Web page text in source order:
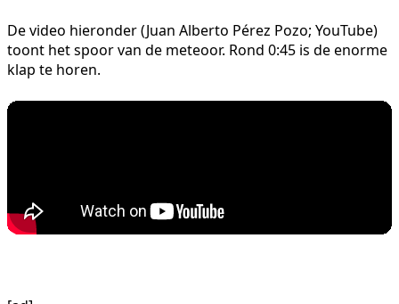
De video hieronder (Juan Alberto Pérez Pozo; YouTube)
toont het spoor van de meteoor. Rond 0:45 is de enorme
klap te horen.